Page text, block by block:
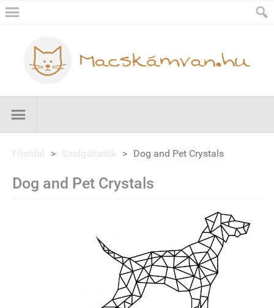
Főoldal > Szolgáltatók > Dog and Pet Crystals
Dog and Pet Crystals